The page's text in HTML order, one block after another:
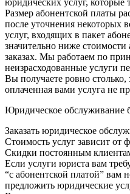
Размер абонентской платы
после уточнения некоторых
услуг, входящих в пакет
значительно ниже
заказах. Мы работаем по
неизрасходованные услуги
Вы получаете ровно столько,
оплаченная вами услуга не
Юридическое обслуживание
Заказать юридическое
Стоимость услуг зависит от
Скидки постоянным
Если услуги юриста вам
“с абонентской платой” вам
предложить юридические